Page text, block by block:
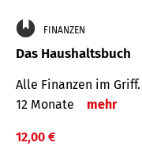
FINANZEN
Das Haushaltsbuch
Alle Finanzen im
12 Monate
mehr
12,00 €